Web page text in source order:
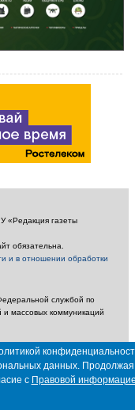
«Редакция газеты
обязательна.
и в отношении обработки
службой по
массовых коммуникаций
газеты «Калужская
редакции:
424
данных. Продолжая
с Правовой